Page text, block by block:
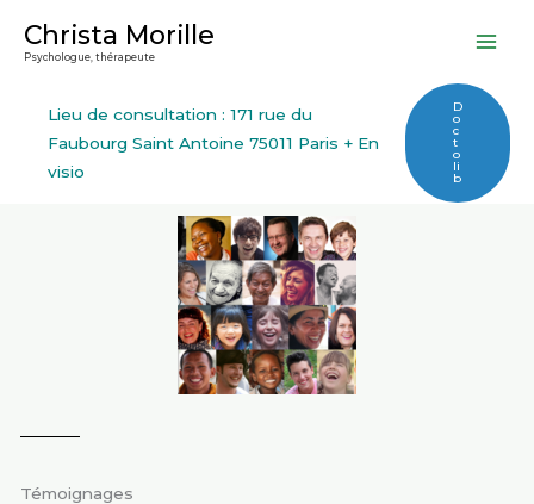
Christa Morille
Psychologue, thérapeute
Lieu de consultation : 171 rue du
Faubourg Saint Antoine 75011 Paris + En
visio
D
o
c
t
o
li
b
Témoignages